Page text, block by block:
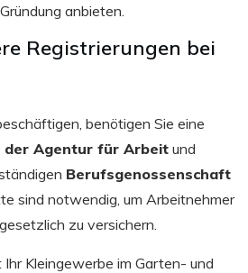
anbieten.
Registrierungen bei
benötigen Sie eine
der Agentur für Arbeit und
Berufsgenossenschaft
sind notwendig, um Arbeitnehmer
zu versichern.
Kleingewerbe im Garten- und